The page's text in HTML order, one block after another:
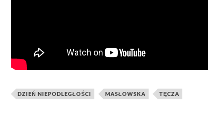
DZIEŃ NIEPODLEGŁOŚCI MASŁOWSKA TĘCZA